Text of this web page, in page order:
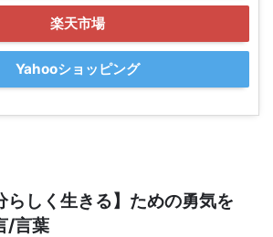
楽天市場
Yahooショッピング
らしく生きる】ための勇気を
/言葉